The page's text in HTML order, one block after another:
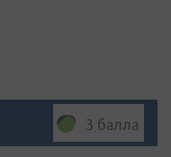
3 балла